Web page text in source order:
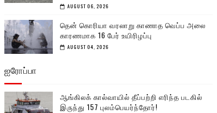
AUGUST 06, 2026
தென் கொரியா வரலாறு காணாத வெப்ப அலை
காரணமாக 16 பேர் உயிரிழப்பு
AUGUST 04, 2026
ஐரோப்பா
ஆங்கிலக் கால்வாயில் தீப்பற்றி எரிந்த படகில்
இருந்து 157 புலம்பெயர்ந்தோர்!